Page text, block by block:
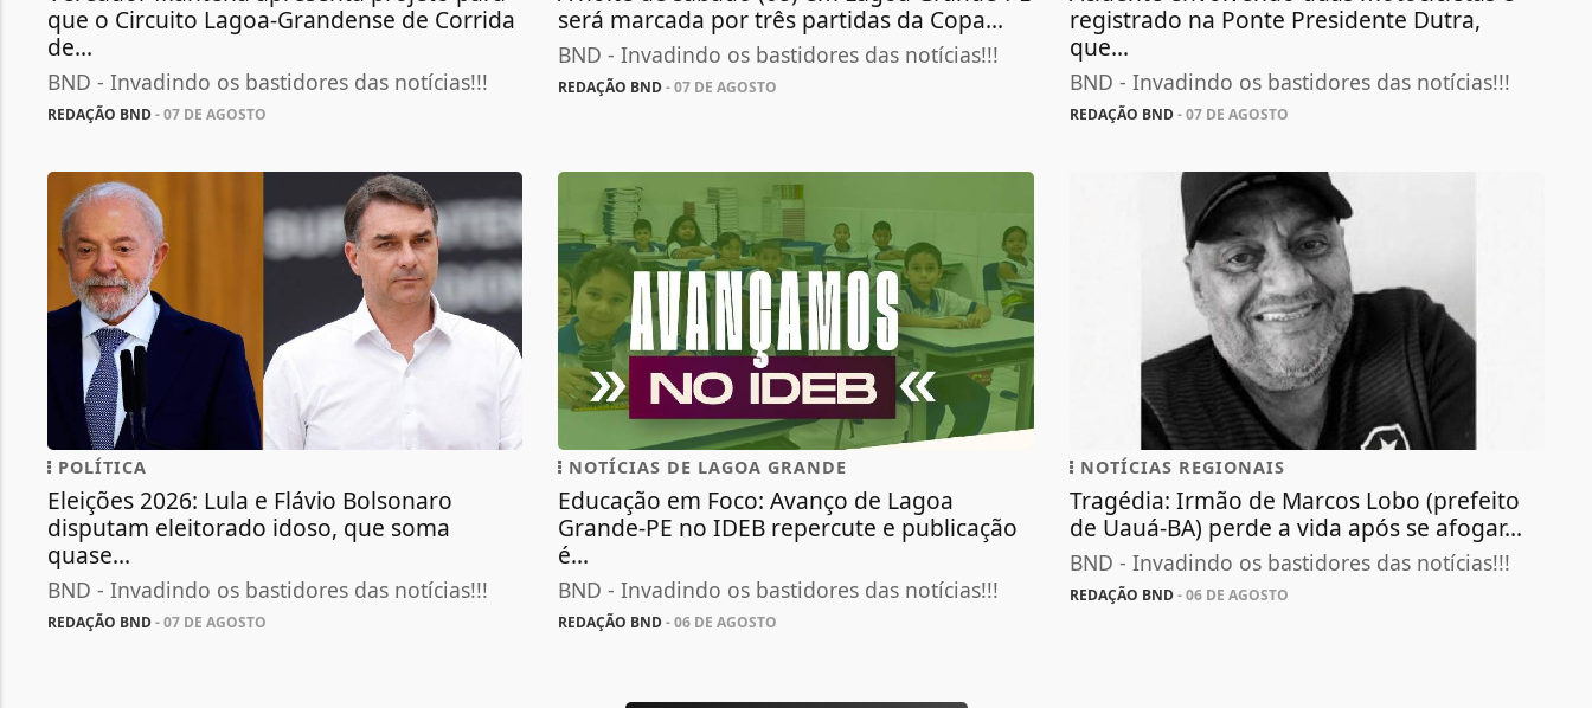
que o Circuito Lagoa-Grandense de Corrida
de...
BND - Invadindo os bastidores das notícias!!!
REDAÇÃO BND- 07 DE AGOSTO
será marcada por três partidas da Copa...
BND - Invadindo os bastidores das notícias!!!
REDAÇÃO BND- 07 DE AGOSTO
registrado na Ponte Presidente Dutra,
que...
BND - Invadindo os bastidores das notícias!!!
REDAÇÃO BND- 07 DE AGOSTO
POLÍTICA
Eleições 2026: Lula e Flávio Bolsonaro
disputam eleitorado idoso, que soma
quase...
BND - Invadindo os bastidores das notícias!!!
REDAÇÃO BND- 07 DE AGOSTO
NOTÍCIAS DE LAGOA GRANDE
Educação em Foco: Avanço de Lagoa
Grande-PE no IDEB repercute e publicação
é...
BND - Invadindo os bastidores das notícias!!!
REDAÇÃO BND- 06 DE AGOSTO
NOTÍCIAS REGIONAIS
Tragédia: Irmão de Marcos Lobo (prefeito
de Uauá-BA) perde a vida após se afogar...
BND - Invadindo os bastidores das notícias!!!
REDAÇÃO BND- 06 DE AGOSTO